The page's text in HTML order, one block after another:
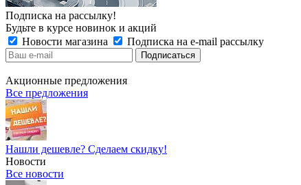
Подписка на рассылку!
Будьте в курсе новинок и акций
Новости магазина
Подписка на e-mail рассылку
Акционные предложения
Все предложения
Нашли дешевле? Сделаем скидку!
Новости
Все новости